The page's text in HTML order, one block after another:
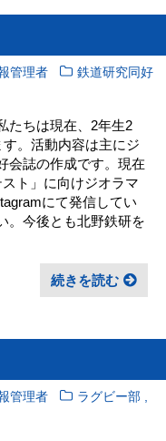
管理者
鉄道研究同好
たちは現在、2年生2
。活動内容は主にジ
会誌の作成です。現在
ト」に向けジオラマ
にて発信してい
。今後とも北野鉄研を
続きを読む
管理者 ラグビー部